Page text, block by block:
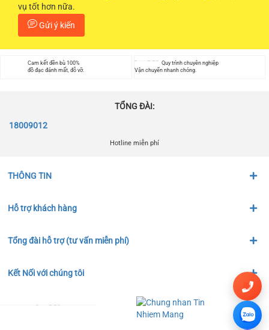
vụ tốt hơn nữa.
Gửi ý kiến
Cam kết đền bù 100%
đồ đạc đánh mất, đỗ vỡ.
Quy trình chuyên nghiệp
Vận chuyển nhanh chóng.
TỔNG ĐÀI:
18009012
Hotline miễn phí
THÔNG TIN
Hỗ trợ khách hàng
Tổng đài hỗ trợ (tư vấn miễn phí)
Kết Nối với chúng tôi